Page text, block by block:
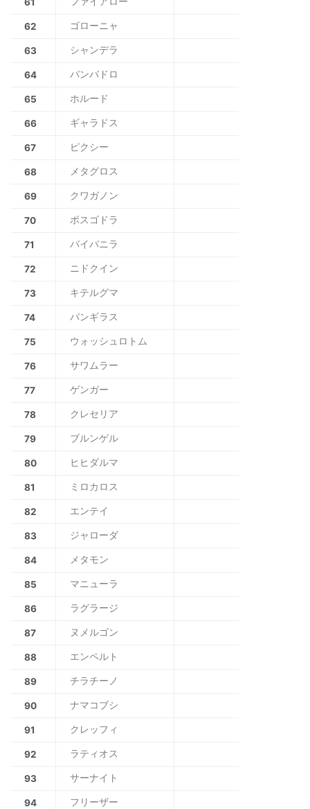
62 ゴローニャ
63 シャンデラ
64 バンバドロ
65 ホルード
66 ギャラドス
67 ピクシー
68 メタグロス
69 クワガノン
70 ボスゴドラ
71 バイバニラ
72 ニドクイン
73 キテルグマ
74 バンギラス
75 ウォッシュロトム
76 サワムラー
77 ゲンガー
78 クレセリア
79 ブルンゲル
80 ヒヒダルマ
81 ミロカロス
82 エンテイ
83 ジャローダ
84 メタモン
85 マニューラ
86 ラグラージ
87 ヌメルゴン
88 エンペルト
89 チラチーノ
90 ナマコブシ
91 クレッフィ
92 ラティオス
93 サーナイト
94 フリーザー